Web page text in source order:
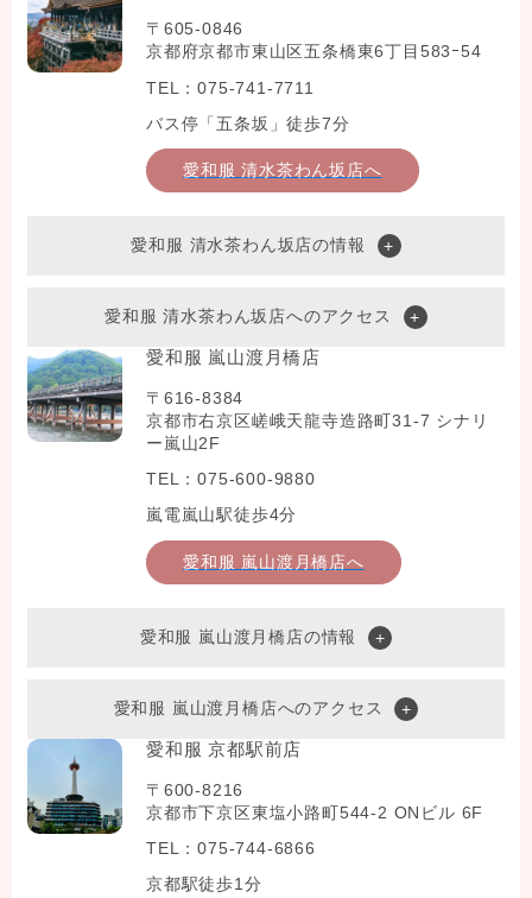
〒605-0846
京都府京都市東山区五条橋東6丁目583ｰ54
TEL：075-741-7711
バス停「五条坂」徒歩7分
愛和服 清水茶わん坂店へ
愛和服 清水茶わん坂店の情報
愛和服 清水茶わん坂店へのアクセス
愛和服 嵐山渡月橋店
〒616-8384
京都市右京区嵯峨天龍寺造路町31-7 シナリ
ー嵐山2F
TEL：075-600-9880
嵐電嵐山駅徒歩4分
愛和服 嵐山渡月橋店へ
愛和服 嵐山渡月橋店の情報
愛和服 嵐山渡月橋店へのアクセス
愛和服 京都駅前店
〒600-8216
京都市下京区東塩小路町544-2 ONビル 6F
TEL：075-744-6866
京都駅徒歩1分